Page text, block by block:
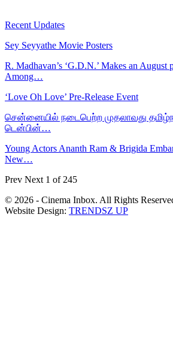
Recent Updates
Sey Seyyathe Movie Posters
R. Madhavan’s ‘G.D.N.’ Makes an August
Among…
‘Love Oh Love’ Pre-Release Event
சென்னையில் நடைபெற்ற முதலாவது
டென்பின்…
Young Actors Ananth Ram & Brigida
New…
Prev Next 1 of 245
© 2026 - Cinema Inbox. All Rights
Website Design: TRENDSZ UP